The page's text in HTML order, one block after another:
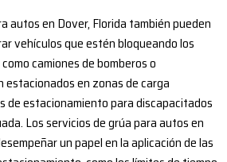
autos en Dover, Florida también pueden
vehículos que estén bloqueando los
camiones de bomberos o
estacionados en zonas de carga
de estacionamiento para discapacitados
Los servicios de grúa para autos en
un papel en la aplicación de las